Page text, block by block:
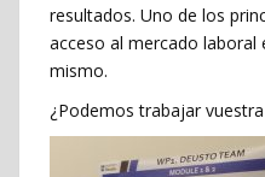
resultados. Uno de los
acceso al mercado laboral
mismo.
¿Podemos trabajar